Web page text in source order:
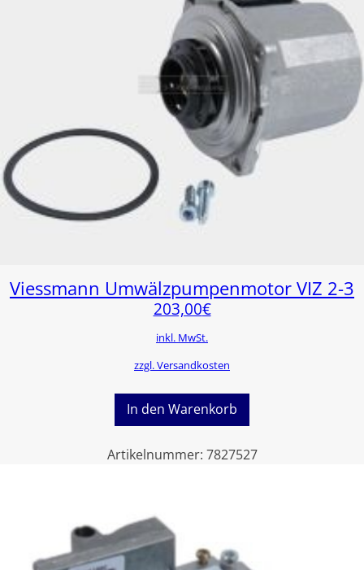
Viessmann Umwälzpumpenmotor VIZ 2-3
203,00€
inkl. MwSt.
zzgl. Versandkosten
In den Warenkorb
Artikelnummer: 7827527